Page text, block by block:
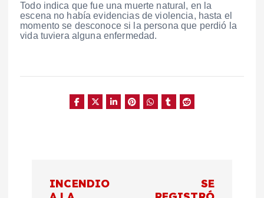
Todo indica que fue una muerte natural, en la
escena no había evidencias de violencia, hasta el
momento se desconoce si la persona que perdió la
vida tuviera alguna enfermedad.
INCENDIO
SE